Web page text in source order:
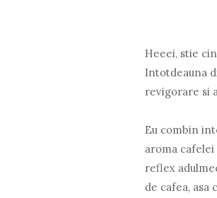
Heeei, stie
Intotdeauna
revigorare si
Eu combin
aroma
reflex
de cafea,